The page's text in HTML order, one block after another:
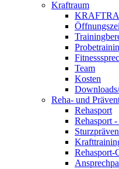
Kraftraum
Team
Kosten
Reha- und
Rehasport
Rehasport
Rehasport-